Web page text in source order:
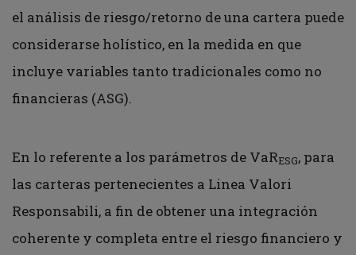
el análisis de riesgo/retorno de una cartera puede
considerarse holístico, en la medida en que
incluye variables tanto tradicionales como no
financieras (ASG).
En lo referente a los parámetros de VaRESG, para
las carteras pertenecientes a Linea Valori
Responsabili, a fin de obtener una integración
coherente y completa entre el riesgo financiero y